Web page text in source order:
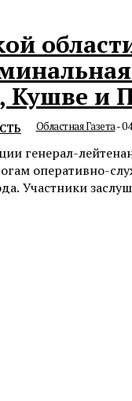
Кушве и
Областная Газета-
генерал-
оперативно-
Участники